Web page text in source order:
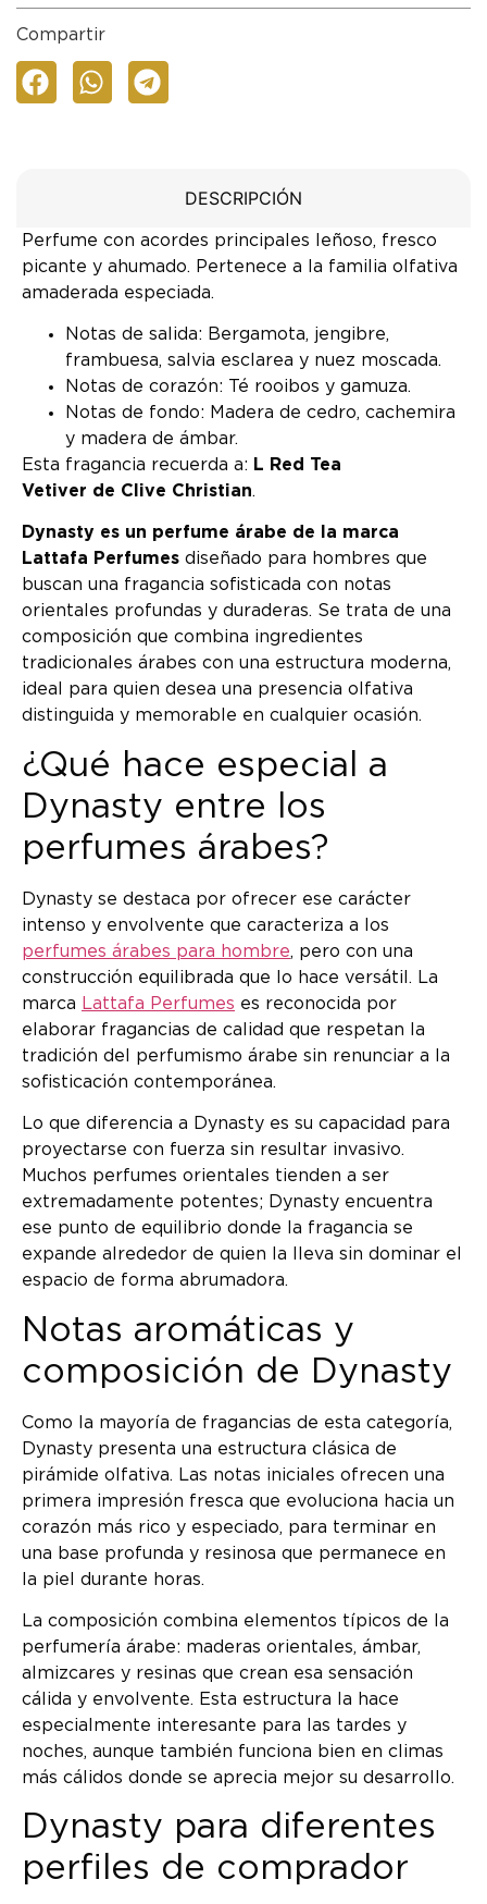
Compartir
DESCRIPCIÓN
Perfume con acordes principales leñoso, fresco
picante y ahumado. Pertenece a la familia olfativa
amaderada especiada.
Notas de salida: Bergamota, jengibre,
frambuesa, salvia esclarea y nuez moscada.
Notas de corazón: Té rooibos y gamuza.
Notas de fondo: Madera de cedro, cachemira
y madera de ámbar.
Esta fragancia recuerda a: L Red Tea
Vetiver de Clive Christian.
Dynasty es un perfume árabe de la marca
Lattafa Perfumes diseñado para hombres que
buscan una fragancia sofisticada con notas
orientales profundas y duraderas. Se trata de una
composición que combina ingredientes
tradicionales árabes con una estructura moderna,
ideal para quien desea una presencia olfativa
distinguida y memorable en cualquier ocasión.
¿Qué hace especial a
Dynasty entre los
perfumes árabes?
Dynasty se destaca por ofrecer ese carácter
intenso y envolvente que caracteriza a los
perfumes árabes para hombre, pero con una
construcción equilibrada que lo hace versátil. La
marca Lattafa Perfumes es reconocida por
elaborar fragancias de calidad que respetan la
tradición del perfumismo árabe sin renunciar a la
sofisticación contemporánea.
Lo que diferencia a Dynasty es su capacidad para
proyectarse con fuerza sin resultar invasivo.
Muchos perfumes orientales tienden a ser
extremadamente potentes; Dynasty encuentra
ese punto de equilibrio donde la fragancia se
expande alrededor de quien la lleva sin dominar el
espacio de forma abrumadora.
Notas aromáticas y
composición de Dynasty
Como la mayoría de fragancias de esta categoría,
Dynasty presenta una estructura clásica de
pirámide olfativa. Las notas iniciales ofrecen una
primera impresión fresca que evoluciona hacia un
corazón más rico y especiado, para terminar en
una base profunda y resinosa que permanece en
la piel durante horas.
La composición combina elementos típicos de la
perfumería árabe: maderas orientales, ámbar,
almizcares y resinas que crean esa sensación
cálida y envolvente. Esta estructura la hace
especialmente interesante para las tardes y
noches, aunque también funciona bien en climas
más cálidos donde se aprecia mejor su desarrollo.
Dynasty para diferentes
perfiles de comprador